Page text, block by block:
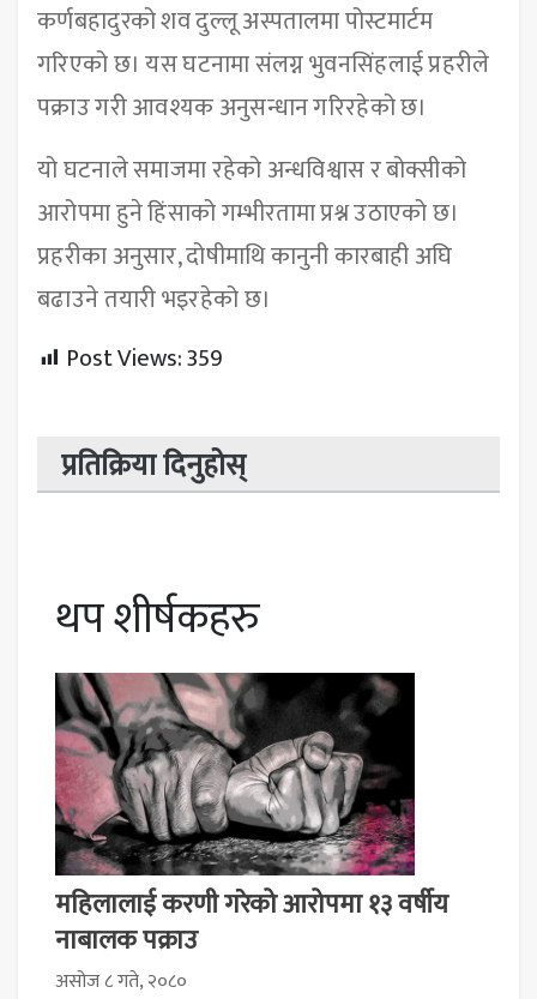
कर्णबहादुरको शव दुल्लू अस्पतालमा पोस्टमार्टम
गरिएको छ। यस घटनामा संलग्न भुवनसिंहलाई प्रहरीले
पक्राउ गरी आवश्यक अनुसन्धान गरिरहेको छ।
यो घटनाले समाजमा रहेको अन्धविश्वास र बोक्सीको
आरोपमा हुने हिंसाको गम्भीरतामा प्रश्न उठाएको छ।
प्रहरीका अनुसार, दोषीमाथि कानुनी कारबाही अघि
बढाउने तयारी भइरहेको छ।
Post Views:359
प्रतिक्रिया दिनुहोस्
थप शीर्षकहरु
महिलालाई करणी गरेको आरोपमा १३ वर्षीय
नाबालक पक्राउ
असोज ८ गते, २०८०